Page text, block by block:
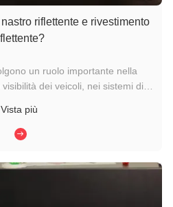
riflettente e rivestimento
un ruolo importante nella
dei veicoli, nei sistemi di
di teli riflettenti, LU Reflective
riflettenti che nastri ...
Vista più